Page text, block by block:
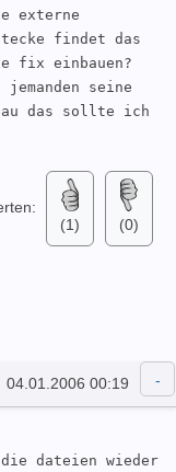
externe
findet das
fix einbauen?
jemanden seine
das sollte ich
(1)
(0)
04.01.2006 00:19
dateien wieder